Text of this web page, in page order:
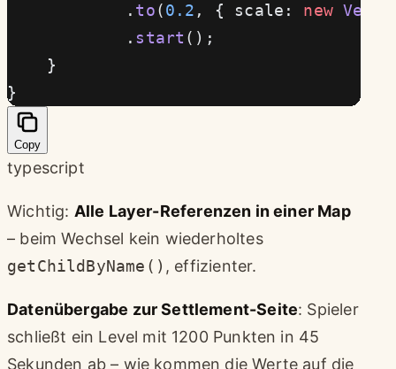
            .
to(0.2 , { scale: new Vec3
            .
start ();
    }
}
Copy
typescript
Wichtig: Alle Layer-Referenzen in einer Map
– beim Wechsel kein wiederholtes
getChildByName() , effizienter.
Datenübergabe zur Settlement-Seite: Spieler
schließt ein Level mit 1200 Punkten in 45
Sekunden ab – wie kommen die Werte auf die